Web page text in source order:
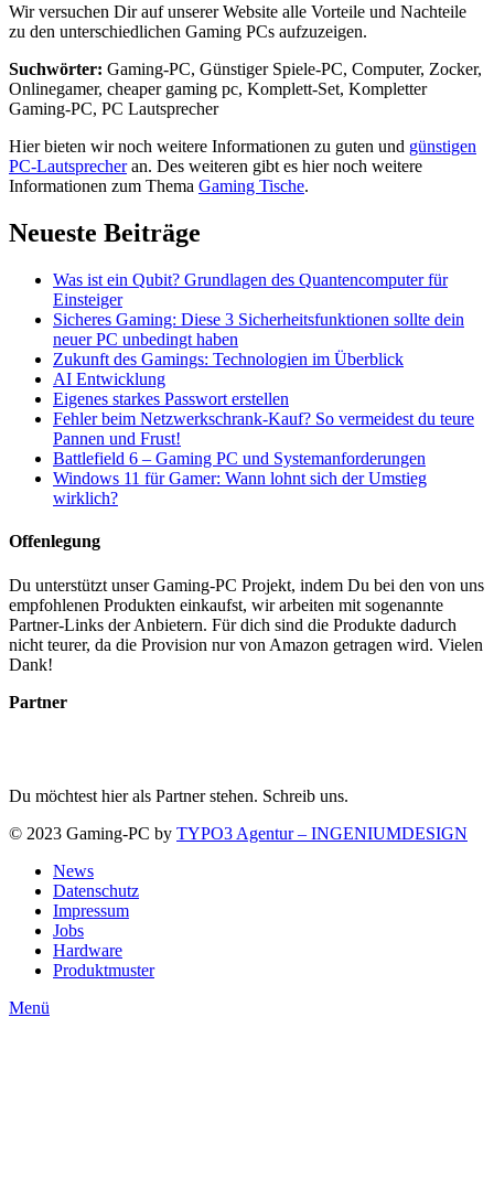
Wir versuchen Dir auf unserer Website alle Vorteile und Nachteile
zu den unterschiedlichen Gaming PCs aufzuzeigen.
Suchwörter: Gaming-PC, Günstiger Spiele-PC, Computer, Zocker,
Onlinegamer, cheaper gaming pc, Komplett-Set, Kompletter
Gaming-PC, PC Lautsprecher
Hier bieten wir noch weitere Informationen zu guten und günstigen
PC-Lautsprecheran. Des weiteren gibt es hier noch weitere
Informationen zum Thema Gaming Tische.
Neueste Beiträge
Was ist ein Qubit? Grundlagen des Quantencomputer für
Einsteiger
Sicheres Gaming: Diese 3 Sicherheitsfunktionen sollte dein
neuer PC unbedingt haben
Zukunft des Gamings: Technologien im Überblick
AI Entwicklung
Eigenes starkes Passwort erstellen
Fehler beim Netzwerkschrank-Kauf? So vermeidest du teure
Pannen und Frust!
Battlefield 6 – Gaming PC und Systemanforderungen
Windows 11 für Gamer: Wann lohnt sich der Umstieg
wirklich?
Offenlegung
Du unterstützt unser Gaming-PC Projekt, indem Du bei den von uns
empfohlenen Produkten einkaufst, wir arbeiten mit sogenannte
Partner-Links der Anbietern. Für dich sind die Produkte dadurch
nicht teurer, da die Provision nur von Amazon getragen wird. Vielen
Dank!
Partner
Du möchtest hier als Partner stehen. Schreib uns.
© 2023 Gaming-PC by TYPO3 Agentur – INGENIUMDESIGN
News
Datenschutz
Impressum
Jobs
Hardware
Produktmuster
Menü